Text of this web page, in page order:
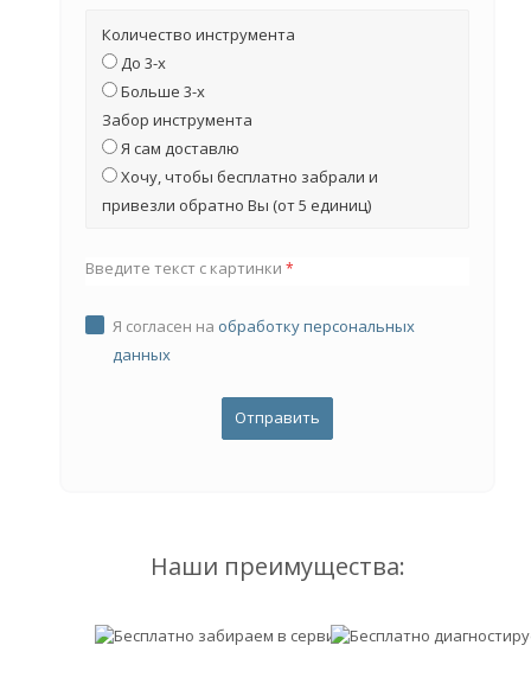
Количество инструмента
До 3-х
Больше 3-х
Забор инструмента
Я сам доставлю
Хочу, чтобы бесплатно забрали и
привезли обратно Вы (от 5 единиц)
Введите текст с картинки *
Я согласен на обработку персональных
данных
Наши преимущества: